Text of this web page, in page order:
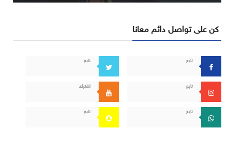
كن على تواصل دائم معانا
تابع تابع
تابع اشترك
تابع تابع